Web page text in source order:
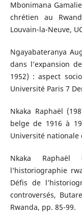
Mbonimana
chrétien au
Louvain-la-Neuve,
Ngayabateranya
dans l’expansion
1952) : aspect
Université Paris 7
Nkaka Raphaël
belge de 1916 à
Université nationale
Nkaka
l’historiographie
Défis de
controversés,
Rwanda, pp. 85-99.